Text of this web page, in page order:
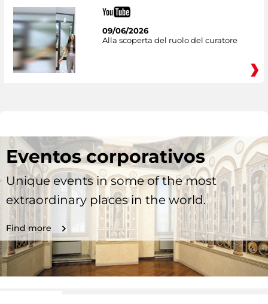
09/06/2026
Alla scoperta del ruolo del curatore
Eventos corporativos
Unique events in some of the most
extraordinary places in the world.
Find more